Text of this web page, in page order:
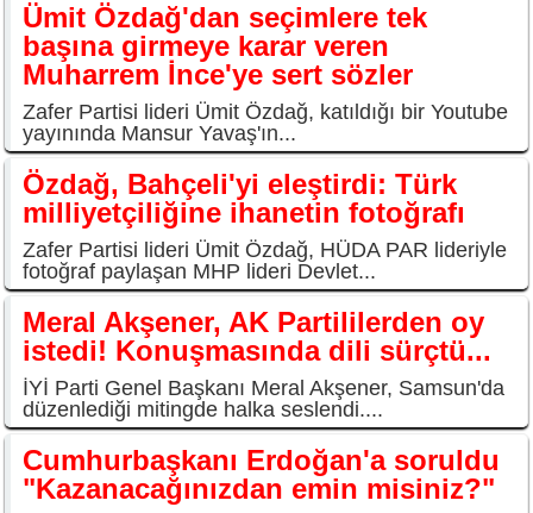
Ümit Özdağ'dan seçimlere tek
başına girmeye karar veren
Muharrem İnce'ye sert sözler
Zafer Partisi lideri Ümit Özdağ, katıldığı bir Youtube
yayınında Mansur Yavaş'ın...
Özdağ, Bahçeli'yi eleştirdi: Türk
milliyetçiliğine ihanetin fotoğrafı
Zafer Partisi lideri Ümit Özdağ, HÜDA PAR lideriyle
fotoğraf paylaşan MHP lideri Devlet...
Meral Akşener, AK Partililerden oy
istedi! Konuşmasında dili sürçtü...
İYİ Parti Genel Başkanı Meral Akşener, Samsun'da
düzenlediği mitingde halka seslendi....
Cumhurbaşkanı Erdoğan'a soruldu
"Kazanacağınızdan emin misiniz?"